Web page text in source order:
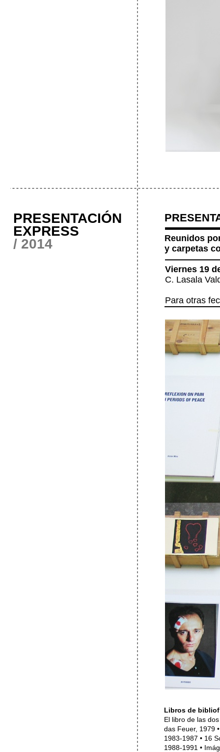
PRESENTACIÓN
EXPRESS
/ 2014
Reunidos
y carpetas
Libros de
El libro de las
das Feuer, 1979
1983-1987 • 16
1988-1991 •
Viernes 19
C. Lasala
Para otras